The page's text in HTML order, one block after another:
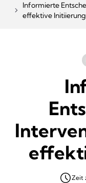
Informierte
effektive Initiierung
Zeit